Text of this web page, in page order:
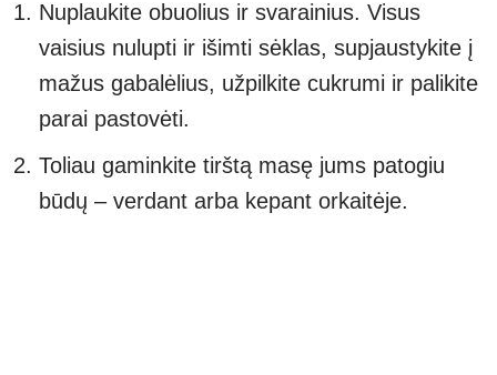
Nuplaukite obuolius ir svarainius. Visus
vaisius nulupti ir išimti sėklas, supjaustykite į
mažus gabalėlius, užpilkite cukrumi ir palikite
parai pastovėti.
Toliau gaminkite tirštą masę jums patogiu
būdų – verdant arba kepant orkaitėje.